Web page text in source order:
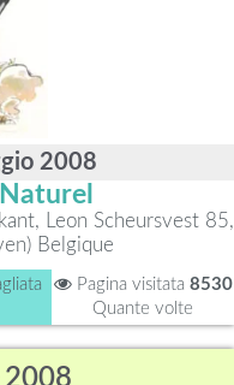
2008
Leon Scheursvest 85,
Belgique
Pagina visitata 8530
Quante volte
2008